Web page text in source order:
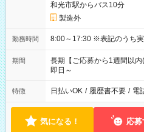
和光市駅からバス10分
製造外
勤務時間 8:00～17:30 ※表記の
期間
長期【ご応募から1週間以内
即日～
特徴 日払いOK / 履歴書不要 / 電
気になる！ 応募